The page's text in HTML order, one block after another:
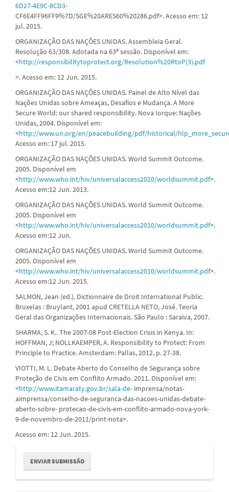
6D27-4E9C-8CD3-
CF6E4FF96FF9%7D/SGE%20ARES60%20286.pdf>. Acesso em: 12
jul. 2015.
ORGANIZAÇÃO DAS NAÇÕES UNIDAS. Assembleia Geral.
Resolução 63/308. Adotada na 63ª sessão. Disponível em:
<http://responsibilitytoprotect.org/Resolution%20RtoP(3).pdf
>. Acesso em: 12 Jun. 2015.
ORGANIZAÇÃO DAS NAÇÕES UNIDAS. Painel de Alto Nível das
Nações Unidas sobre Ameaças, Desafios e Mudança. A More
Secure World: our shared responsibility. Nova Iorque: Nações
Unidas, 2004. Disponível em:
<http://www.un.org/en/peacebuilding/pdf/historical/
Acesso em: 17 jul. 2015.
ORGANIZAÇÃO DAS NAÇÕES UNIDAS. World Summit Outcome.
2005. Disponível em
<http://www.who.int/hiv/universalaccess2010/worldsummit.pdf>.
Acesso em:12 Jun. 2013.
ORGANIZAÇÃO DAS NAÇÕES UNIDAS. World Summit Outcome.
2005. Disponível em
<http://www.who.int/hiv/universalaccess2010/worldsummit.pdf>.
Acesso em:12 Jun.
ORGANIZAÇÃO DAS NAÇÕES UNIDAS. World Summit Outcome.
2005. Disponível em
<http://www.who.int/hiv/universalaccess2010/worldsummit.pdf>.
Acesso em:12 Jun. 2015.
SALMON, Jean (ed.). Dictionnaire de Droit International Public.
Bruxelas : Bruylant, 2001 apud CRETELLA NETO, José. Teoria
Geral das Organizações Internacionais. São Paulo : Saraiva, 2007.
SHARMA, S. K.. The 2007-08 Post-Election Crisis in Kenya. In:
HOFFMAN, J; NOLLKAEMPER, A. Responsibility to Protect: From
Principle to Practice. Amsterdam: Pallas, 2012, p. 27-38.
VIOTTI, M. L. Debate Aberto do Conselho de Segurança sobre
Proteção de Civis em Conflito Armado. 2011. Disponível em:
<http://www.itamaraty.gov.br/sala-de- imprensa/notas-
aimprensa/conselho-de-seguranca-das-nacoes-unidas-debate-
aberto-sobre- protecao-de-civis-em-conflito-armado-nova-york-
9-de-novembro-de-2011/print-nota>.
Acesso em: 12 Jun. 2015.
Enviar
Submissão
ENVIAR SUBMISSÃO